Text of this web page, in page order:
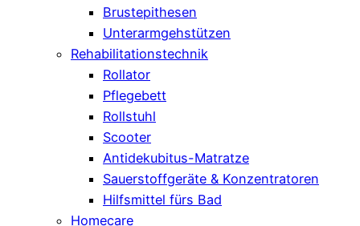
Brustepithesen
Unterarmgehstützen
Rehabilitationstechnik
Rollator
Pflegebett
Rollstuhl
Scooter
Antidekubitus-Matratze
Sauerstoffgeräte & Konzentratoren
Hilfsmittel fürs Bad
Homecare